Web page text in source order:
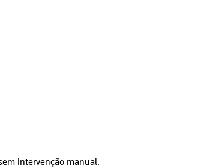
intervenção manual.